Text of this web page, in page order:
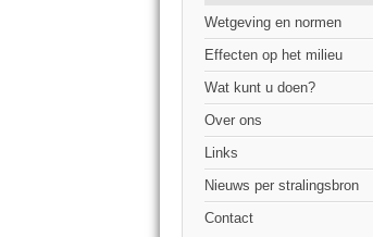
Wetgeving en normen
Effecten op het milieu
Wat kunt u doen?
Over ons
Links
Nieuws per stralingsbron
Contact